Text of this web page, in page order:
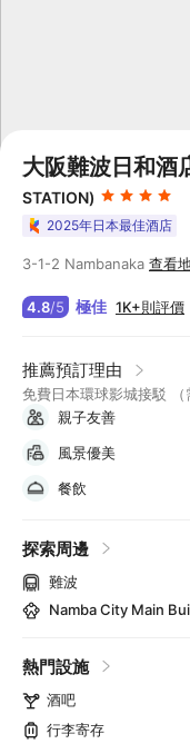
大阪難波日和酒
STATION)
2025年日本最佳酒店
3-1-2 Nambanaka 查看
4.8/5 極佳 1K+則評價
推薦預訂理由
免費日本環球影城接駁 （
親子友善
風景優美
餐飲
探索周邊
難波
Namba City Main
熱門設施
酒吧
行李寄存